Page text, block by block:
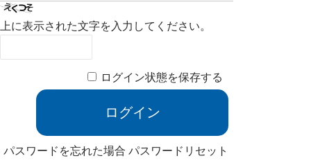
上に表示された文字を入力してください。
ログイン状態を保存する
パスワードを忘れた場合パスワードリセット